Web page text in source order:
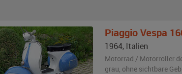
Piaggio Vespa
1964, Italien
Motorrad / Motorroller
grau, ohne sichtbare